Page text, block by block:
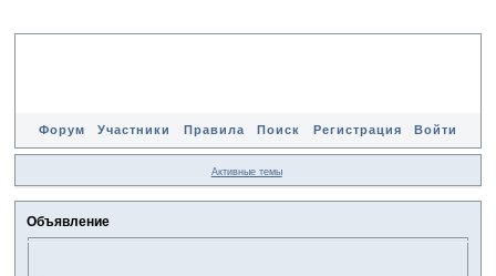
Форум Участники Правила Поиск Регистрация Войти
Активные темы
Объявление